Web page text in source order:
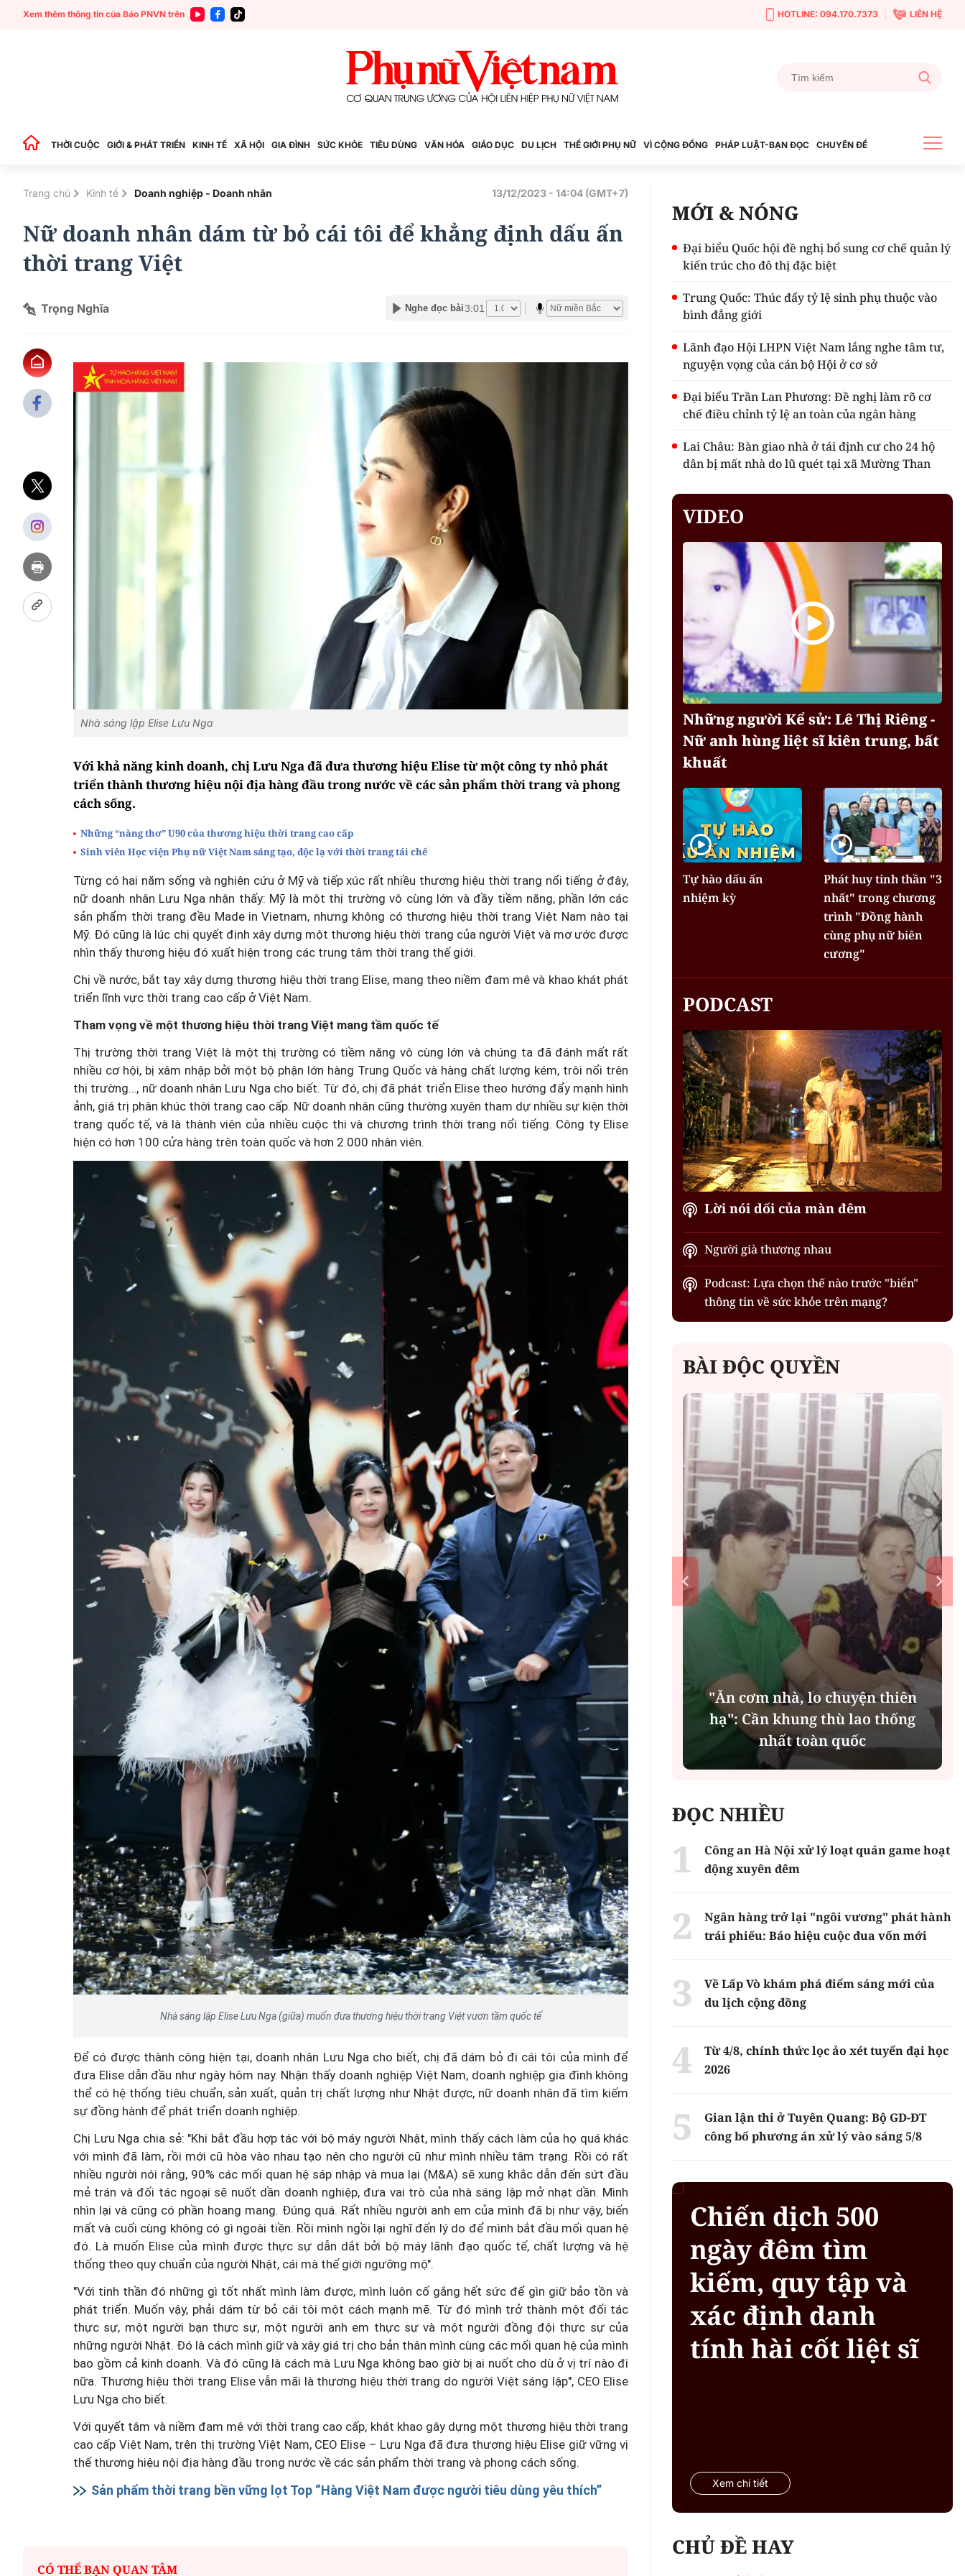
Xem thêm thông tin của Báo PNVN trên HOTLINE: 094.170.7373 LIÊN HỆ
THỜI CUỘC GIỚI & PHÁT TRIỂN KINH TẾ XÃ HỘI GIA ĐÌNH SỨC KHỎE TIÊU DÙNG VĂN HÓA GIÁO DỤC DU LỊCH THẾ GIỚI PHỤ NỮ VÌ CỘNG ĐỒNG PHÁP LUẬT-BẠN ĐỌC CHUYÊN ĐỀ
Trang chủ Kinh tế Doanh nghiệp - Doanh nhân 13/12/2023 - 14:04 (GMT+7)
Nữ doanh nhân dám từ bỏ cái tôi để khẳng định dấu ấn
thời trang Việt
Trọng Nghĩa Nghe đọc bài3:01
Nhà sáng lập Elise Lưu Nga
Với khả năng kinh doanh, chị Lưu Nga đã đưa thương hiệu Elise từ một công ty nhỏ phát
triển thành thương hiệu nội địa hàng đầu trong nước về các sản phẩm thời trang và phong
cách sống.
Những “nàng thơ” U90 của thương hiệu thời trang cao cấp
Sinh viên Học viện Phụ nữ Việt Nam sáng tạo, độc lạ với thời trang tái chế
Từng có hai năm sống và nghiên cứu ở Mỹ và tiếp xúc rất nhiều thương hiệu thời trang nổi tiếng ở đây,
nữ doanh nhân Lưu Nga nhận thấy: Mỹ là một thị trường vô cùng lớn và đầy tiềm năng, phần lớn các
sản phẩm thời trang đều Made in Vietnam, nhưng không có thương hiệu thời trang Việt Nam nào tại
Mỹ. Đó cũng là lúc chị quyết định xây dựng một thương hiệu thời trang của người Việt và mơ ước được
nhìn thấy thương hiệu đó xuất hiện trong các trung tâm thời trang thế giới.
Chị về nước, bắt tay xây dựng thương hiệu thời trang Elise, mang theo niềm đam mê và khao khát phát
triển lĩnh vực thời trang cao cấp ở Việt Nam.
Tham vọng về một thương hiệu thời trang Việt mang tầm quốc tế
Thị trường thời trang Việt là một thị trường có tiềm năng vô cùng lớn và chúng ta đã đánh mất rất
nhiều cơ hội, bị xâm nhập bởi một bộ phận lớn hàng Trung Quốc và hàng chất lượng kém, trôi nổi trên
thị trường…, nữ doanh nhân Lưu Nga cho biết. Từ đó, chị đã phát triển Elise theo hướng đẩy mạnh hình
ảnh, giá trị phân khúc thời trang cao cấp. Nữ doanh nhân cũng thường xuyên tham dự nhiều sự kiện thời
trang quốc tế, và là thành viên của nhiều cuộc thi và chương trình thời trang nổi tiếng. Công ty Elise
hiện có hơn 100 cửa hàng trên toàn quốc và hơn 2.000 nhân viên.
Nhà sáng lập Elise Lưu Nga (giữa) muốn đưa thương hiệu thời trang Việt vươn tầm quốc tế
Để có được thành công hiện tại, doanh nhân Lưu Nga cho biết, chị đã dám bỏ đi cái tôi của mình để
đưa Elise dẫn đầu như ngày hôm nay. Nhận thấy doanh nghiệp Việt Nam, doanh nghiệp gia đình không
thể có hệ thống tiêu chuẩn, sản xuất, quản trị chất lượng như Nhật được, nữ doanh nhân đã tìm kiếm
sự đồng hành để phát triển doanh nghiệp.
Chị Lưu Nga chia sẻ: "Khi bắt đầu hợp tác với bộ máy người Nhật, mình thấy cách làm của họ quá khác
với mình đã làm, rồi mới cũ hòa vào nhau tạo nên cho người cũ như mình nhiều tâm trạng. Rồi có rất
nhiều người nói rằng, 90% các mối quan hệ sáp nhập và mua lại (M&A) sẽ xung khắc dẫn đến sứt đầu
mẻ trán và đối tác ngoại sẽ nuốt dần doanh nghiệp, đưa vai trò của nhà sáng lập mở nhạt dần. Mình
nhìn lại và cũng có phần hoang mang. Đúng quá. Rất nhiều người anh em của mình đã bị như vậy, biến
mất và cuối cùng không có gì ngoài tiền. Rồi mình ngồi lại nghĩ đến lý do để mình bắt đầu mối quan hệ
đó. Là muốn Elise của mình được thực sự dẫn dắt bởi bộ máy lãnh đạo quốc tế, chất lượng và hệ
thống theo quy chuẩn của người Nhật, cái mà thế giới ngưỡng mộ".
"Với tinh thần đó những gì tốt nhất mình làm được, mình luôn cố gắng hết sức để gìn giữ bảo tồn và
phát triển. Muốn vậy, phải dám từ bỏ cái tôi một cách mạnh mẽ. Từ đó mình trở thành một đối tác
thực sự, một người bạn thực sự, một người anh em thực sự và một người đồng đội thực sự của
những người Nhật. Đó là cách mình giữ và xây giá trị cho bản thân mình cùng các mối quan hệ của mình
bao gồm cả kinh doanh. Và đó cũng là cách mà Lưu Nga không bao giờ bị ai nuốt cho dù ở vị trí nào đi
nữa. Thương hiệu thời trang Elise vẫn mãi là thương hiệu thời trang do người Việt sáng lập", CEO Elise
Lưu Nga cho biết.
Với quyết tâm và niềm đam mê với thời trang cao cấp, khát khao gây dựng một thương hiệu thời trang
cao cấp Việt Nam, trên thị trường Việt Nam, CEO Elise – Lưu Nga đã đưa thương hiệu Elise giữ vững vị
thế thương hiệu nội địa hàng đầu trong nước về các sản phẩm thời trang và phong cách sống.
Sản phẩm thời trang bền vững lọt Top “Hàng Việt Nam được người tiêu dùng yêu thích”
CÓ THỂ BẠN QUAN TÂM
MỚI & NÓNG
Đại biểu Quốc hội đề nghị bổ sung cơ chế quản lý
kiến trúc cho đô thị đặc biệt
Trung Quốc: Thúc đẩy tỷ lệ sinh phụ thuộc vào
bình đẳng giới
Lãnh đạo Hội LHPN Việt Nam lắng nghe tâm tư,
nguyện vọng của cán bộ Hội ở cơ sở
Đại biểu Trần Lan Phương: Đề nghị làm rõ cơ
chế điều chỉnh tỷ lệ an toàn của ngân hàng
Lai Châu: Bàn giao nhà ở tái định cư cho 24 hộ
dân bị mất nhà do lũ quét tại xã Mường Than
VIDEO
Những người Kể sử: Lê Thị Riêng -
Nữ anh hùng liệt sĩ kiên trung, bất
khuất
Tự hào dấu ấn
nhiệm kỳ
Phát huy tinh thần "3
nhất" trong chương
trình "Đồng hành
cùng phụ nữ biên
cương"
PODCAST
Lời nói dối của màn đêm
Người già thương nhau
Podcast: Lựa chọn thế nào trước "biển"
thông tin về sức khỏe trên mạng?
BÀI ĐỘC QUYỀN
Mua nhà thuộc dự án đang thế
chấp, làm sao để hạn chế rủi ro?
Thành lập thành phố Bắc Ninh
trực thuộc Trung ương: Tầm
nhìn đô thị hiện đại và giàu bản
sắc
"Ăn cơm nhà, lo chuyện thiên
hạ": Cần khung thù lao thống
nhất toàn quốc
ĐỌC NHIỀU
Công an Hà Nội xử lý loạt quán game hoạt
động xuyên đêm
Ngân hàng trở lại "ngôi vương" phát hành
trái phiếu: Báo hiệu cuộc đua vốn mới
Về Lấp Vò khám phá điểm sáng mới của
du lịch cộng đồng
Từ 4/8, chính thức lọc ảo xét tuyển đại học
2026
Gian lận thi ở Tuyên Quang: Bộ GD-ĐT
công bố phương án xử lý vào sáng 5/8
Chiến dịch 500
ngày đêm tìm
kiếm, quy tập và
xác định danh
tính hài cốt liệt sĩ
Xem chi tiết
CHỦ ĐỀ HAY